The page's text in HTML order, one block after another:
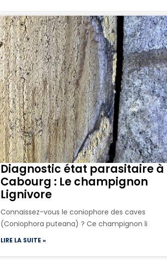
Diagnostic état parasitaire à
Cabourg : Le champignon
Lignivore
Connaissez-vous le coniophore des caves
(Coniophora puteana) ? Ce champignon li
LIRE LA SUITE »